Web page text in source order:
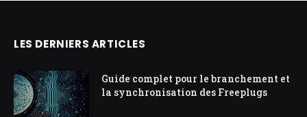
LES DERNIERS ARTICLES
Guide complet pour le branchement et
la synchronisation des Freeplugs